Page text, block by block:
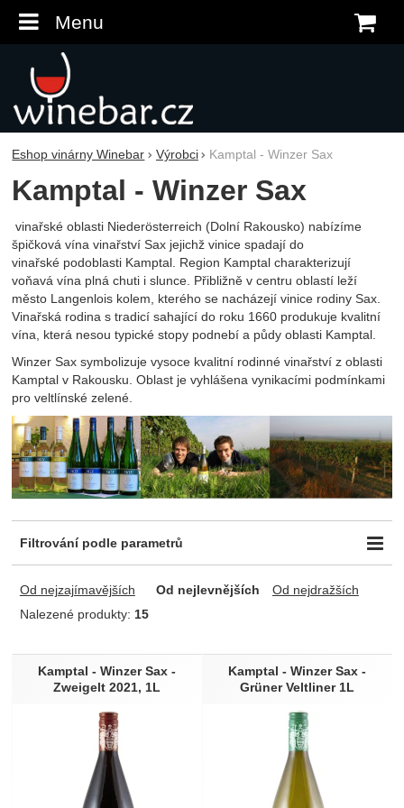
Menu
Eshop vinárny Winebar Výrobci Kamptal - Winzer Sax
Kamptal - Winzer Sax
vinařské oblasti Niederösterreich (Dolní Rakousko) nabízíme
špičková vína vinařství Sax jejichž vinice spadají do
vinařské podoblasti Kamptal. Region Kamptal charakterizují
voňavá vína plná chuti i slunce. Přibližně v centru oblastí leží
město Langenlois kolem, kterého se nacházejí vinice rodiny Sax.
Vinařská rodina s tradicí sahající do roku 1660 produkuje kvalitní
vína, která nesou typické stopy podnebí a půdy oblasti Kamptal.
Winzer Sax symbolizuje vysoce kvalitní rodinné vinařství z oblasti
Kamptal v Rakousku. Oblast je vyhlášena vynikacími podmínkami
pro veltlínské zelené.
Filtrování podle parametrů
-
Obsah alkoholu (%)
Odrůda
Chardonnay
Müller Thurgau
Sauvignon (=Sauvignon blanc)
Veltlínské zelené
Žlutý Muškát
Obsah zbytkového cukru
suché
Rakousko
neročníkové
Obsah láhve (l)
Od nejzajímavějších Od nejlevnějších
Od nejdražších
Nalezené produkty: 15
Produkty
Kamptal - Winzer Sax -
Zweigelt 2021, 1L
Kamptal - Winzer Sax -
Grüner Veltliner 1L